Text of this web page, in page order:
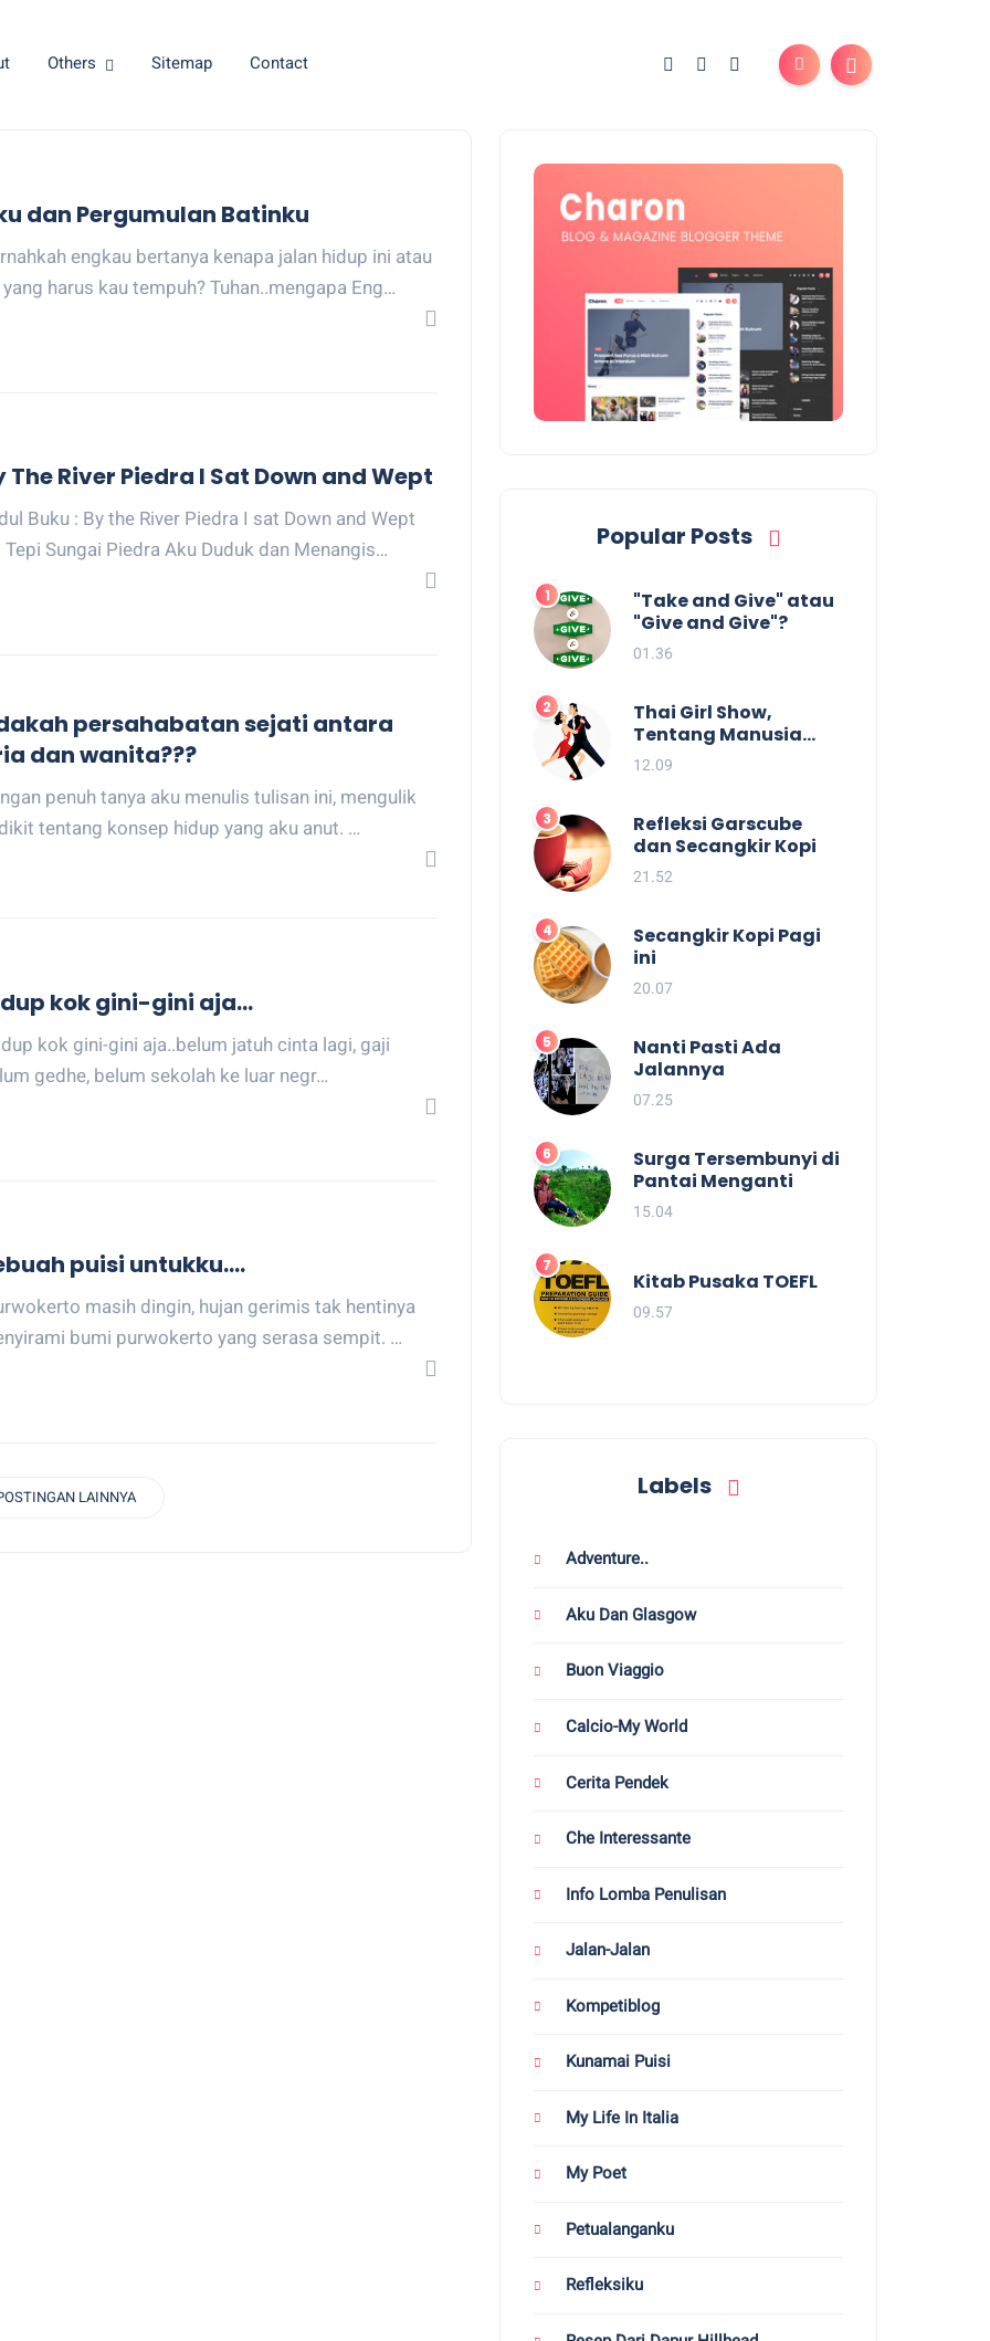
Others Sitemap Contact
dan Pergumulan Batinku
engkau bertanya kenapa jalan hidup ini atau
harus kau tempuh? Tuhan..mengapa Eng…
The River Piedra I Sat Down and Wept
Buku : By the River Piedra I sat Down and Wept
Tepi Sungai Piedra Aku Duduk dan Menangis…
persahabatan sejati antara
dan wanita???
penuh tanya aku menulis tulisan ini, mengulik
tentang konsep hidup yang aku anut. …
kok gini-gini aja...
kok gini-gini aja..belum jatuh cinta lagi, gaji
gedhe, belum sekolah ke luar negr…
puisi untukku....
masih dingin, hujan gerimis tak hentinya
bumi purwokerto yang serasa sempit. …
LAINNYA
Popular Posts
"Take and Give" atau
"Give and Give"?
01.36
Thai Girl Show,
Tentang Manusia
dan Batas
Kesenangan.
12.09
Refleksi Garscube
dan Secangkir Kopi
21.52
Secangkir Kopi Pagi
ini
20.07
Nanti Pasti Ada
Jalannya
07.25
Surga Tersembunyi di
Pantai Menganti
15.04
Kitab Pusaka TOEFL
09.57
Labels
Adventure..
Aku Dan Glasgow
Buon Viaggio
Calcio-My World
Cerita Pendek
Che Interessante
Info Lomba Penulisan
Jalan-Jalan
Kompetiblog
Kunamai Puisi
My Life In Italia
My Poet
Petualanganku
Refleksiku